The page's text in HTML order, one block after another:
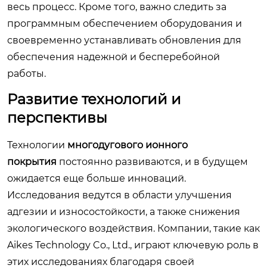
весь процесс. Кроме того, важно следить за
программным обеспечением оборудования и
своевременно устанавливать обновления для
обеспечения надежной и бесперебойной
работы.
Развитие технологий и
перспективы
Технологии многодугового ионного
покрытия постоянно развиваются, и в будущем
ожидается еще больше инноваций.
Исследования ведутся в области улучшения
адгезии и износостойкости, а также снижения
экологического воздействия. Компании, такие как
Aikes Technology Co., Ltd., играют ключевую роль в
этих исследованиях благодаря своей